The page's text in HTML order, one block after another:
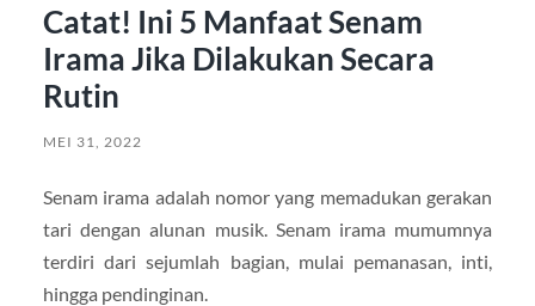
Catat! Ini 5 Manfaat Senam
Irama Jika Dilakukan Secara
Rutin
MEI 31, 2022
Senam irama adalah nomor yang memadukan gerakan
tari dengan alunan musik. Senam irama mumumnya
terdiri dari sejumlah bagian, mulai pemanasan, inti,
hingga pendinginan.